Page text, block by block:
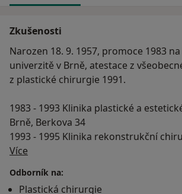
Zkušenosti
Narozen 18. 9. 1957, promoce 1983
univerzitě v Brně, atestace z
z plastické chirurgie 1991.
1983 - 1993 Klinika plastické a
Brně, Berkova 34
1993 - 1995 Klinika rekonstrukční
nemocnice Brno Bohunice
1995 do 2006 První privátní klinika
jako vedoucí lékař).
Více
Odborník na:
Plastická chirurgie